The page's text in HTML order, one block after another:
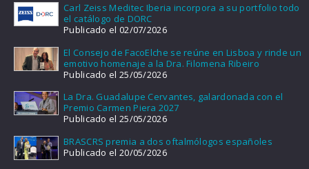
Carl Zeiss Meditec Iberia incorpora a su portfolio todo
el catálogo de DORC
Publicado el 02/07/2026
El Consejo de FacoElche se reúne en Lisboa y rinde un
emotivo homenaje a la Dra. Filomena Ribeiro
Publicado el 25/05/2026
La Dra. Guadalupe Cervantes, galardonada con el
Premio Carmen Piera 2027
Publicado el 25/05/2026
BRASCRS premia a dos oftalmólogos españoles
Publicado el 20/05/2026